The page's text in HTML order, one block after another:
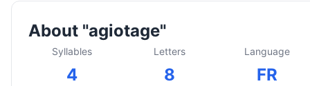
About "agiotage"
Syllables
4
Letters
8
Language
FR